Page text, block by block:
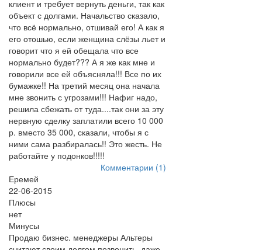
клиент и требует вернуть деньги, так как
объект с долгами. Начальство сказало,
что всё нормально, отшивай его! А как я
его отошью, если женщина слёзы льет и
говорит что я ей обещала что все
нормально будет??? А я же как мне и
говорили все ей объясняла!!! Все по их
бумажке!! На третий месяц она начала
мне звонить с угрозами!!! Нафиг надо,
решила сбежать от туда....так они за эту
нервную сделку заплатили всего 10 000
р. вместо 35 000, сказали, чтобы я с
ними сама разбиралась!! Это жесть. Не
работайте у подонков!!!!!
Комментарии (1)
Еремей
22-06-2015
Плюсы
нет
Минусы
Продаю бизнес. менеджеры Альтеры